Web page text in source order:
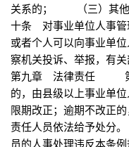
关系的； （三）其
十条 对事业单位人事管
或者个人可以向事业单
察机关投诉、举报，
第九章 法律责任 第
的，由县级以上事业单
限期改正；逾期不改正
责任人员依法给予处
员的人事处理违反本条